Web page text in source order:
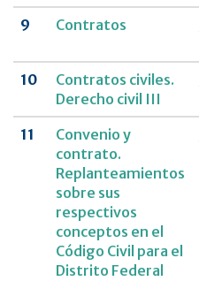
9 Contratos
10
Contratos civiles.
Derecho civil III
11
Convenio y
contrato.
Replanteamientos
sobre sus
respectivos
conceptos en el
Código Civil para el
Distrito Federal